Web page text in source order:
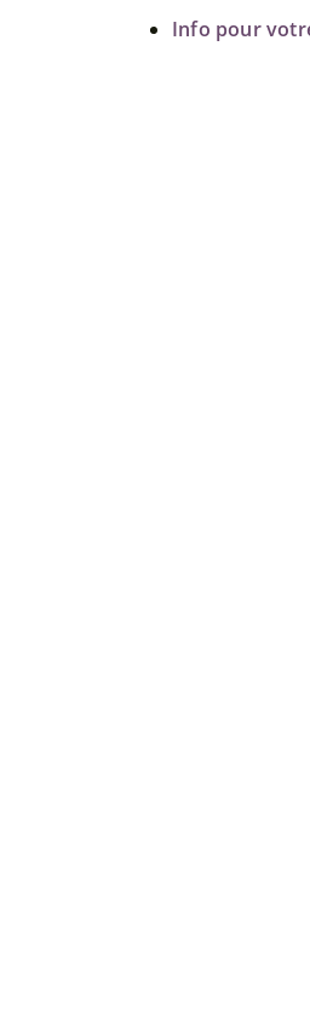
Info pour